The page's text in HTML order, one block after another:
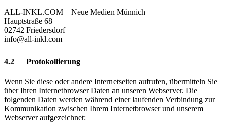
ALL-INKL.COM – Neue Medien Münnich
Hauptstraße 68
02742 Friedersdorf
info@all-inkl.com
4.2 Protokollierung
Wenn Sie diese oder andere Internetseiten aufrufen, übermitteln Sie
über Ihren Internetbrowser Daten an unseren Webserver. Die
folgenden Daten werden während einer laufenden Verbindung zur
Kommunikation zwischen Ihrem Internetbrowser und unserem
Webserver aufgezeichnet: